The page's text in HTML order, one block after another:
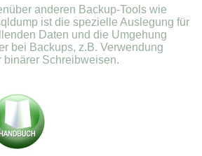
anderen Backup-Tools wie
ist die spezielle Auslegung für
Daten und die Umgehung
bei Backups, z.B. Verwendung
binärer Schreibweisen.